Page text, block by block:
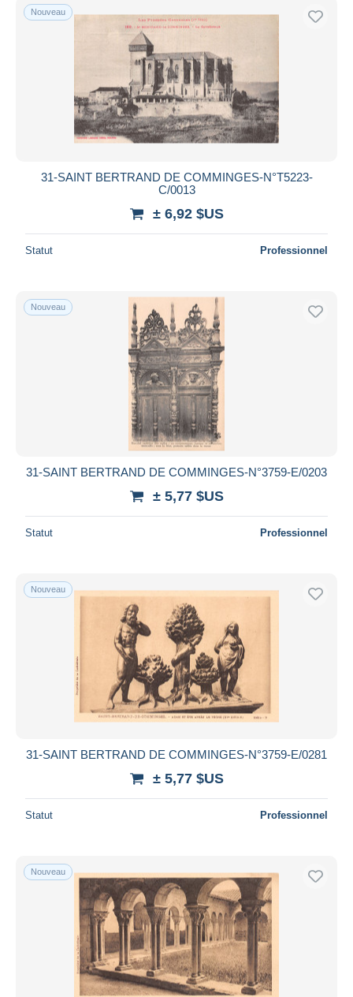
Uniquement en réduction
Livraison gratuite
Méthodes de paiement
Virement bancaire
Visa
Mastercard
iDeal
Appliquer
Nouveau
31-SAINT BERTRAND DE COMMINGES-N°T5223-
C/0013
± 6,92 $US
Statut Professionnel
Nouveau
31-SAINT BERTRAND DE COMMINGES-N°3759-E/0203
± 5,77 $US
Statut Professionnel
Nouveau
31-SAINT BERTRAND DE COMMINGES-N°3759-E/0281
± 5,77 $US
Statut Professionnel
Nouveau